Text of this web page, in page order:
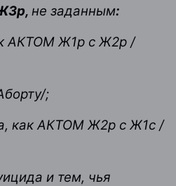
не заданным:
АКТОМ Ж1р с Ж2р /
;
как АКТОМ Ж2р с Ж1с /
и тем, чья